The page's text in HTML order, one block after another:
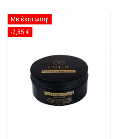
Με έκπτωση!
-2,85 €